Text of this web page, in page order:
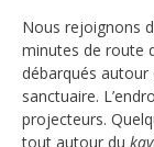
Nous rejoignons
minutes de route
débarqués autour
sanctuaire.
projecteurs.
tout autour du